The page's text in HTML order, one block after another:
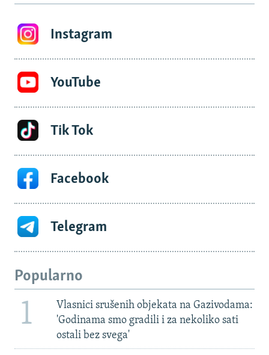
Instagram
YouTube
Tik Tok
Facebook
Telegram
Popularno
1
Vlasnici srušenih objekata na Gazivodama:
'Godinama smo gradili i za nekoliko sati
ostali bez svega'